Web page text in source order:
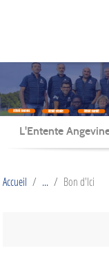
L'Entente
Accueil Bon d'Ici